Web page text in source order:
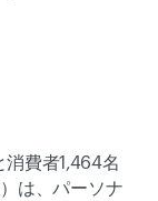
消費者1,464名
は、パーソナ